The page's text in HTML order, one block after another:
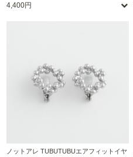
4,400円
ノットアレ TUBUTUBUエアフィットイヤ